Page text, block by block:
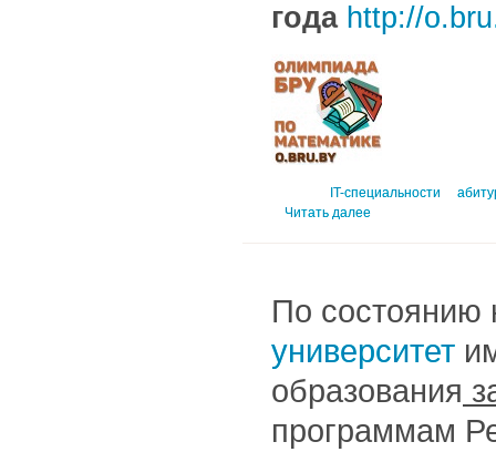
года http://
IT-специальности
Читать далее
По состоянию
университет
образования
программам